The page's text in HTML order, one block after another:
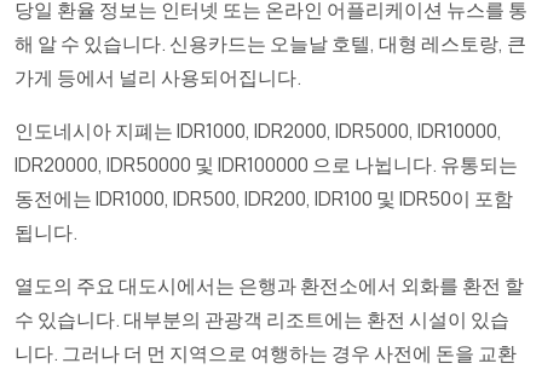
당일 환율 정보는 인터넷 또는 온라인 어플리케이션 뉴스를 통
해 알 수 있습니다. 신용카드는 오늘날 호텔, 대형 레스토랑, 큰
가게 등에서 널리 사용되어집니다.
인도네시아 지폐는 IDR1000, IDR2000, IDR5000, IDR10000,
IDR20000, IDR50000 및 IDR100000 으로 나뉩니다. 유통되는
동전에는 IDR1000, IDR500, IDR200, IDR100 및 IDR50이 포함
됩니다.
열도의 주요 대도시에서는 은행과 환전소에서 외화를 환전 할
수 있습니다. 대부분의 관광객 리조트에는 환전 시설이 있습
니다. 그러나 더 먼 지역으로 여행하는 경우 사전에 돈을 교환